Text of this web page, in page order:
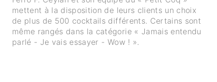
mettent à la disposition de leurs clients un choix
de plus de 500 cocktails différents. Certains sont
même rangés dans la catégorie « Jamais entendu
parlé - Je vais essayer - Wow ! ».